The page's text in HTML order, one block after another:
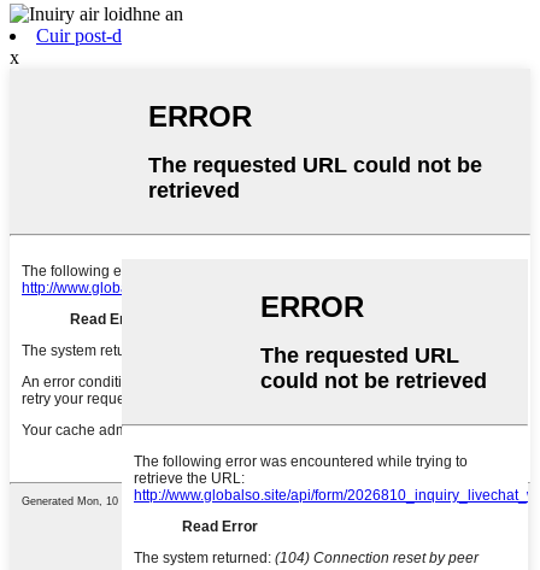
Cuir post-d
x